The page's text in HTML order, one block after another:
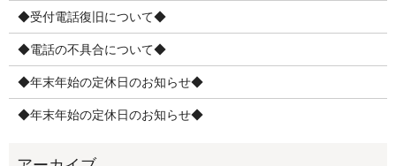
◆受付電話復旧について◆
◆電話の不具合について◆
◆年末年始の定休日のお知らせ◆
◆年末年始の定休日のお知らせ◆